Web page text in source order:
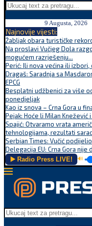
9 Augusta, 2026
Najnovije vijesti:
Žabljak obara turističke
Na proslavi Vučjeg Dola
mogućem razrješenju...
Perić: Ili nova većina ili
Dragaš: Saradnja sa
EPCG
Besplatni udžbenici za više
ponedjeljak
Kao iz snova – Crna Gora u
Pejak: Hoće li Milan Knežević
Spajić: Otvaramo vrata
tehnologijama, rezultati
Serbian Times: Vučić
Delegacija EU: Crna Gora
▶️ Radio Press LIVE! 🔊